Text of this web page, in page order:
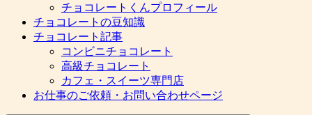
チョコレートくんプロフィール
チョコレートの豆知識
チョコレート記事
コンビニチョコレート
高級チョコレート
カフェ・スイーツ専門店
お仕事のご依頼・お問い合わせページ